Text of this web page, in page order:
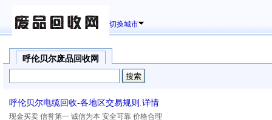
切换城市
呼伦贝尔废品回收网
呼伦贝尔电缆回收-各地区交易规则.详情
现金买卖 信誉第一 诚信为本 安全可靠 价格合理